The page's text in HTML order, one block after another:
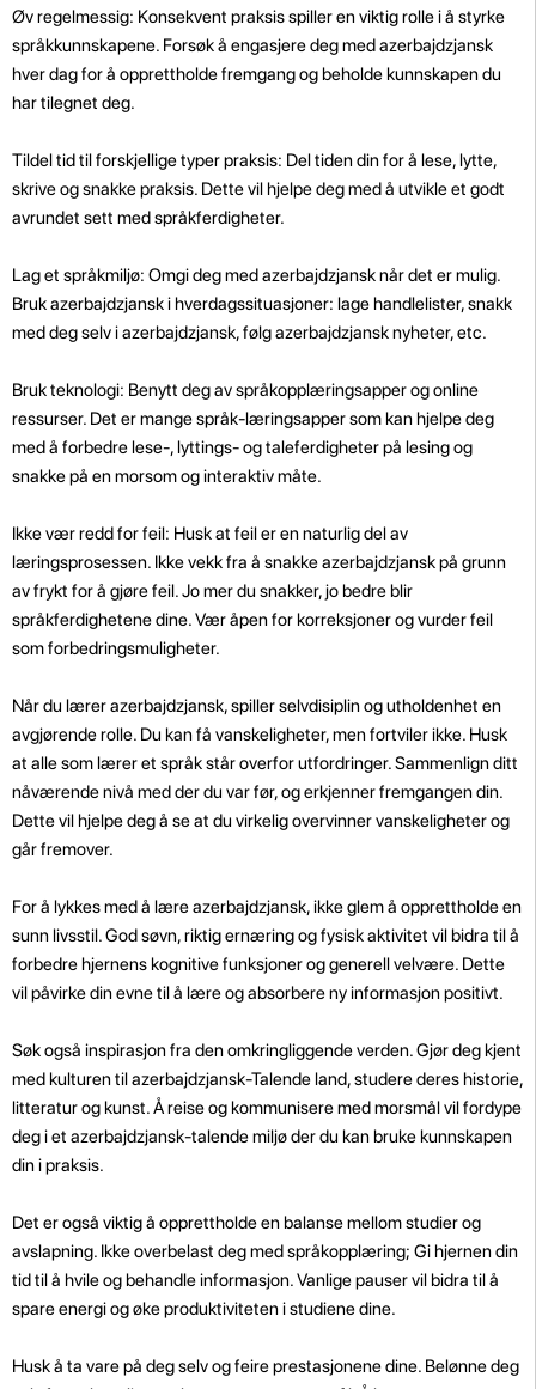
Øv regelmessig: Konsekvent praksis spiller en viktig rolle i å styrke
språkkunnskapene. Forsøk å engasjere deg med azerbajdzjansk
hver dag for å opprettholde fremgang og beholde kunnskapen du
har tilegnet deg.
Tildel tid til forskjellige typer praksis: Del tiden din for å lese, lytte,
skrive og snakke praksis. Dette vil hjelpe deg med å utvikle et godt
avrundet sett med språkferdigheter.
Lag et språkmiljø: Omgi deg med azerbajdzjansk når det er mulig.
Bruk azerbajdzjansk i hverdagssituasjoner: lage handlelister, snakk
med deg selv i azerbajdzjansk, følg azerbajdzjansk nyheter, etc.
Bruk teknologi: Benytt deg av språkopplæringsapper og online
ressurser. Det er mange språk-læringsapper som kan hjelpe deg
med å forbedre lese-, lyttings- og taleferdigheter på lesing og
snakke på en morsom og interaktiv måte.
Ikke vær redd for feil: Husk at feil er en naturlig del av
læringsprosessen. Ikke vekk fra å snakke azerbajdzjansk på grunn
av frykt for å gjøre feil. Jo mer du snakker, jo bedre blir
språkferdighetene dine. Vær åpen for korreksjoner og vurder feil
som forbedringsmuligheter.
Når du lærer azerbajdzjansk, spiller selvdisiplin og utholdenhet en
avgjørende rolle. Du kan få vanskeligheter, men fortviler ikke. Husk
at alle som lærer et språk står overfor utfordringer. Sammenlign ditt
nåværende nivå med der du var før, og erkjenner fremgangen din.
Dette vil hjelpe deg å se at du virkelig overvinner vanskeligheter og
går fremover.
For å lykkes med å lære azerbajdzjansk, ikke glem å opprettholde en
sunn livsstil. God søvn, riktig ernæring og fysisk aktivitet vil bidra til å
forbedre hjernens kognitive funksjoner og generell velvære. Dette
vil påvirke din evne til å lære og absorbere ny informasjon positivt.
Søk også inspirasjon fra den omkringliggende verden. Gjør deg kjent
med kulturen til azerbajdzjansk-Talende land, studere deres historie,
litteratur og kunst. Å reise og kommunisere med morsmål vil fordype
deg i et azerbajdzjansk-talende miljø der du kan bruke kunnskapen
din i praksis.
Det er også viktig å opprettholde en balanse mellom studier og
avslapning. Ikke overbelast deg med språkopplæring; Gi hjernen din
tid til å hvile og behandle informasjon. Vanlige pauser vil bidra til å
spare energi og øke produktiviteten i studiene dine.
Husk å ta vare på deg selv og feire prestasjonene dine. Belønne deg